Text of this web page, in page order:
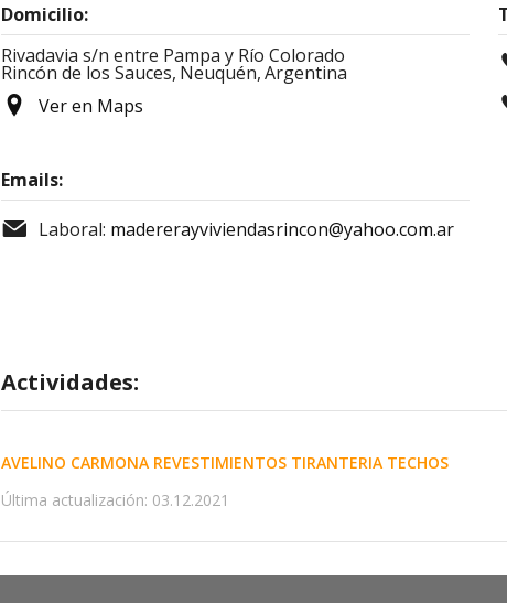
Domicilio:
Rivadavia s/n entre Pampa y Río Colorado
Rincón de los Sauces, Neuquén,Argentina
Ver en Maps
Emails:
Laboral: madererayviviendasrincon@yahoo.com.ar
Actividades:
AVELINO CARMONA REVESTIMIENTOS TIRANTERIA TECHOS
Última actualización: 03.12.2021